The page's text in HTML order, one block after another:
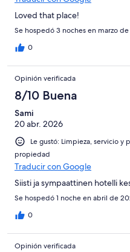
Loved that place!
Se hospedó 3 noches en marzo
0
Opinión verificada
8/10 Buena
Sami
20 abr. 2026
Le gustó: Limpieza, servicio y
propiedad
Traducir con Google
Siisti ja sympaattinen hotelli
Se hospedó 1 noche en abril de
0
Opinión verificada